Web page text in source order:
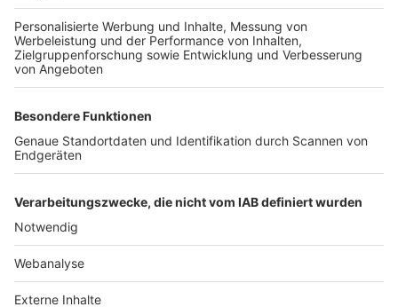
TOP-PARTNER
Nutzungsbedingungen Datenschutz Impressum